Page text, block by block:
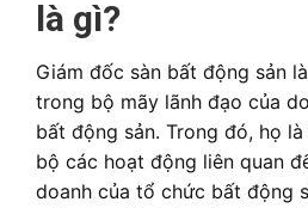
là gì?
Giám đốc sàn bất động sản
trong bộ mãy lãnh đạo của
bất động sản. Trong đó, họ
bộ các hoạt động liên quan
doanh của tổ chức bất động